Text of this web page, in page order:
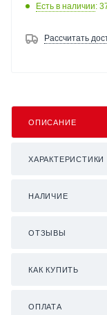
Есть в наличии:
Рассчитать
ОПИСАНИЕ
ХАРАКТЕРИСТИКИ
НАЛИЧИЕ
ОТЗЫВЫ
КАК КУПИТЬ
ОПЛАТА